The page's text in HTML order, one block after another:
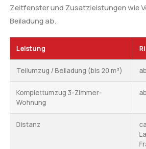
Zeitfenster und Zusatzleistungen wie
Beiladung ab.
Leistung
Teilumzug / Beiladung (bis 20 m³)
Komplettumzug 3-Zimmer-
Wohnung
Distanz